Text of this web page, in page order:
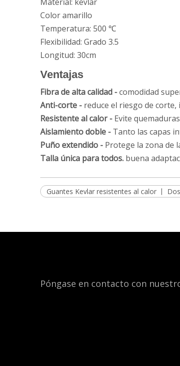
Color amarillo
Temperatura: 500 ℃
Flexibilidad: Grado 3.5
Longitud: 30cm
Ventajas
Fibra de alta calidad -comodidad
Anti-corte - reduce el riesgo de
Resistente al calor - Evite
Aislamiento doble - Tanto las capas
Puño extendido - Protege la zona de
Talla única para todos. buena
Guantes Kevlar resistentes al calor 丨
Póngase en contacto con